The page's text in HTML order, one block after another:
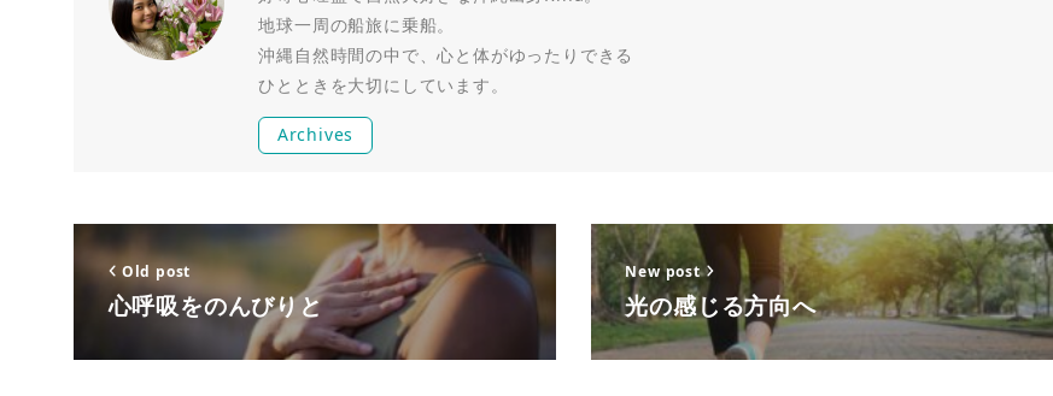
地球一周の船旅に乗船。
沖縄自然時間の中で、心と体がゆったりできる
ひとときを大切にしています。
Archives
Old post
心呼吸をのんびりと
New post
光の感じる方向へ